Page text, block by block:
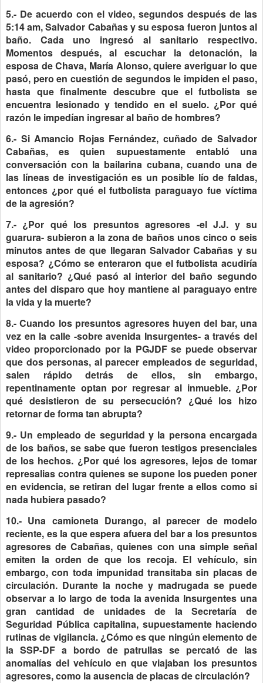
5.- De acuerdo con el video, segundos después de las
5:14 am, Salvador Cabañas y su esposa fueron juntos al
baño. Cada uno ingresó al sanitario respectivo.
Momentos después, al escuchar la detonación, la
esposa de Chava, María Alonso, quiere averiguar lo que
pasó, pero en cuestión de segundos le impiden el paso,
hasta que finalmente descubre que el futbolista se
encuentra lesionado y tendido en el suelo. ¿Por qué
razón le impedían ingresar al baño de hombres?
6.- Si Amancio Rojas Fernández, cuñado de Salvador
Cabañas, es quien supuestamente entabló una
conversación con la bailarina cubana, cuando una de
las líneas de investigación es un posible lío de faldas,
entonces ¿por qué el futbolista paraguayo fue víctima
de la agresión?
7.- ¿Por qué los presuntos agresores -el J.J. y su
guarura- subieron a la zona de baños unos cinco o seis
minutos antes de que llegaran Salvador Cabañas y su
esposa? ¿Cómo se enteraron que el futbolista acudiría
al sanitario? ¿Qué pasó al interior del baño segundo
antes del disparo que hoy mantiene al paraguayo entre
la vida y la muerte?
8.- Cuando los presuntos agresores huyen del bar, una
vez en la calle -sobre avenida Insurgentes- a través del
video proporcionado por la PGJDF se puede observar
que dos personas, al parecer empleados de seguridad,
salen rápido detrás de ellos, sin embargo,
repentinamente optan por regresar al inmueble. ¿Por
qué desistieron de su persecución? ¿Qué los hizo
retornar de forma tan abrupta?
9.- Un empleado de seguridad y la persona encargada
de los baños, se sabe que fueron testigos presenciales
de los hechos. ¿Por qué los agresores, lejos de tomar
represalias contra quienes se supone los pueden poner
en evidencia, se retiran del lugar frente a ellos como si
nada hubiera pasado?
10.- Una camioneta Durango, al parecer de modelo
reciente, es la que espera afuera del bar a los presuntos
agresores de Cabañas, quienes con una simple señal
emiten la orden de que los recoja. El vehículo, sin
embargo, con toda impunidad transitaba sin placas de
circulación. Durante la noche y madrugada se puede
observar a lo largo de toda la avenida Insurgentes una
gran cantidad de unidades de la Secretaría de
Seguridad Pública capitalina, supuestamente haciendo
rutinas de vigilancia. ¿Cómo es que ningún elemento de
la SSP-DF a bordo de patrullas se percató de las
anomalías del vehículo en que viajaban los presuntos
agresores, como la ausencia de placas de circulación?